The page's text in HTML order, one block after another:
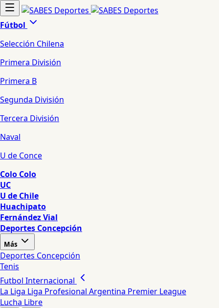
Fútbol
Selección Chilena
Primera División
Primera B
Segunda División
Tercera División
Naval
U de Conce
Colo Colo
UC
U de Chile
Huachipato
Fernández Vial
Deportes Concepción
Más
Deportes Concepción
Tenis
Futbol Internacional
La Liga Liga Profesional Argentina Premier League
Lucha Libre